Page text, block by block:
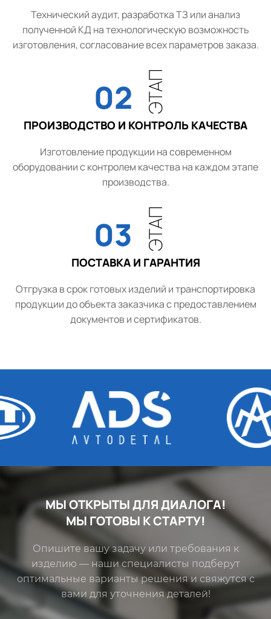
Технический аудит, разработка ТЗ или анализ
полученной КД на технологическую возможность
изготовления, согласование всех параметров заказа.
02 ЭТАП
ПРОИЗВОДСТВО И КОНТРОЛЬ КАЧЕСТВА
Изготовление продукции на современном
оборудовании с контролем качества на каждом этапе
производства.
03 ЭТАП
ПОСТАВКА И ГАРАНТИЯ
Отгрузка в срок готовых изделий и транспортировка
продукции до объекта заказчика с предоставлением
документов и сертификатов.
МЫ ОТКРЫТЫ ДЛЯ ДИАЛОГА!
МЫ ГОТОВЫ К СТАРТУ!
Опишите вашу задачу или требования к
изделию — наши специалисты подберут
оптимальные варианты решения и свяжутся с
вами для уточнения деталей!